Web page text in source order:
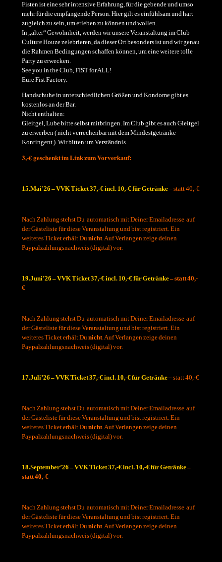
Fisten ist eine sehr intensive Erfahrung, für die gebende und umso
mehr für die empfangende Person. Hier gilt es einfühlsam und hart
zugleich zu sein, um erleben zu können und wollen.
In „alter“ Gewohnheit, werden wir unsere Veranstaltung im Club
Culture Houze zelebrieren, da dieser Ort besonders ist und wir genau
die Rahmen Bedingungen schaffen können, um eine weitere tolle
Party zu erwecken.
See you in the Club, FIST for ALL!
Eure Fist Factory.
Handschuhe in unterschiedlichen Größen und Kondome gibt es
kostenlos an der Bar.
Nicht enthalten:
Gleitgel, Lube bitte selbst mitbringen. Im Club gibt es auch Gleitgel
zu erwerben ( nicht verrechenbar mit dem Mindestgetränke
Kontingent ). Wir bitten um Verständnis.
3,-€ geschenkt im Link zum Vorverkauf:
15.Mai’26 – VVK Ticket 37,-€ incl. 10,-€ für Getränke– statt 40,-€
Nach Zahlung stehst Du automatisch mit Deiner Emailadresse auf
der Gästeliste für diese Veranstaltung und bist registriert. Ein
weiteres Ticket erhält Dunicht. Auf Verlangen zeige deinen
Paypalzahlungsnachweis (digital) vor.
19.Juni’26 – VVK Ticket 37,-€ incl. 10,-€ für Getränke– statt 40,-
€
Nach Zahlung stehst Du automatisch mit Deiner Emailadresse auf
der Gästeliste für diese Veranstaltung und bist registriert. Ein
weiteres Ticket erhält Dunicht. Auf Verlangen zeige deinen
Paypalzahlungsnachweis (digital) vor.
17.Juli’26 – VVK Ticket 37,-€ incl. 10,-€ für Getränke– statt 40,-€
Nach Zahlung stehst Du automatisch mit Deiner Emailadresse auf
der Gästeliste für diese Veranstaltung und bist registriert. Ein
weiteres Ticket erhält Dunicht. Auf Verlangen zeige deinen
Paypalzahlungsnachweis (digital) vor.
18.September’26 – VVK Ticket 37,-€ incl. 10,-€ für Getränke–
statt 40,-€
Nach Zahlung stehst Du automatisch mit Deiner Emailadresse auf
der Gästeliste für diese Veranstaltung und bist registriert. Ein
weiteres Ticket erhält Dunicht. Auf Verlangen zeige deinen
Paypalzahlungsnachweis (digital) vor.